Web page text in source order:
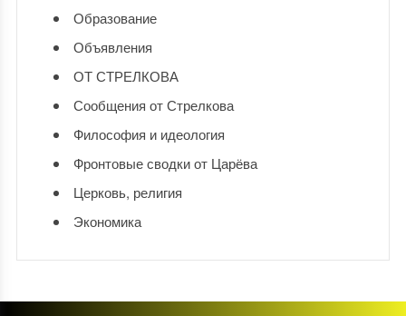
Образование
Объявления
ОТ СТРЕЛКОВА
Сообщения от Стрелкова
Философия и идеология
Фронтовые сводки от Царёва
Церковь, религия
Экономика